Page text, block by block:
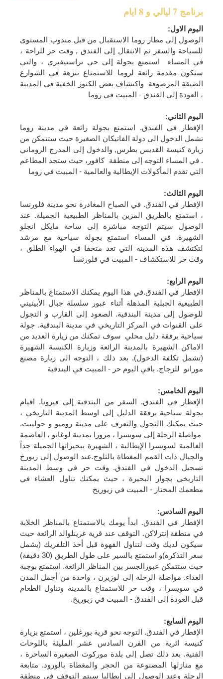
برنامج 7 ليالي و 8 ايام
اليوم الاول:
الوصول إلى مطار روما الاستقبال من قبل مندوب المستوى
للسياحة والسفر ثم الانتقال إلى الفندق , وقت حر للراحة ،
في المساء استمتع بجولة إلى حي تراستيفيري ، والتي
ستكون مقدمة رائعة لروما للاستمتاع بنزهة في الشوارع
الضيقة المرصوفة واكتشاف بعض الكنوز الخفية في المدينة
، العودة إلى الفندق - المبيت في روما
اليوم الثاني:
الإفطار في الفندق. استمتع بجولة رائعة في مدينة روما
تشمل الدخول الى دولة الفاتيكان الصغيرة حيث ستتمكن من
زيارة كنيسة القديس بطرس, والدخول إلى المدرج الروماني
. في المساء التوجه إلى منطقة كافور، حيث ستجد المطاعم
التي تقدم المأكولات الإيطالية والعالمية - المبيت في روما
اليوم الثالث:
الإفطار في الفندق. في الصباح المغادرة نحو مدينة فلورنسا
، استمتع بالطريق المزين بالمناظر الطبيعية الجميلة. عند
الوصول سيتم التوجه مباشرة إلى ساحة مايكل انجلو
الشهيرة. في المساء استمتع بجولة سياحية مع مرشد
لتكتشف هذه المدينة التي تعد متحفا في الهواء الطلق ،
وقت حر للاستكشاف - المبيت في فلورنسا
اليوم الرابع:
الإفطار في الفندق.في هذا اليوم يمكنك الاستمتاع بالمناظر
الطبيعية الجبلية المذهلة أثناء عبور سلسلة جبال الأبينيني
للوصول إلى مدينة البندقية. الصعود إلى القارب و التجول
على القنوات في المركز التاريخي في مدينة البندقية. جولة
سياحية برفقة دليل محلي سوف تمكنك من زيارة العديد من
الاماكن الشهيرة بالمدينة الرائعة وزيارة الكنيسة الشهيرة
(تشمل تكلفة الدخول). بعد ذلك ، التوجه الى زيارة مصنع
مورانو للزجاج. باقي اليوم حر - المبيت في البندقية
اليوم الخامس:
الإفطار في الفندق. السفر من البندقية إلى فيرونا. اقيام
بجولة سياحية برفقة الدليل إلى اوسط المدينة التاريخي ،
حيث يمكنك االتجول والتعرف على مدينة روميو و جولييت.
مواصلة الرحلة إلى سويسرا ، مرورا بمدينة لوغانو ، العاصمة
العالمية لسويسرا الإيطالية ، الشهيرة ببحيراتها الجميلة جداً
والجبال ذات القمم المغطاة بالثلوج.عند الوصول إلى زيورخ
تسجيل الدخول في الفندق. وقت حر في وسط المدينة
التاريخي بجوار البحيرة ، حيث يمكنك تناول العشاء في
مطعمك المختار - المبيت في زيوريخ
اليوم السادس:
الإفطار في الفندق. ابدأ يومك بالاستمتاع بالمناظر الخلابة
في منطقة إنترلاكن. التوقف عند قرية غرينلوالد الرائعة حيث
سيكون لديك وقت لتناول القهوة قبل أخذ التلفريك (يشمل
سعر التذكرة)و استمتع بالسير على طول الطريق (30 دقيقة)
حيث ستتمكن عبورالجسر بين المناظر الرائعة. استمتع بوجبة
الغداء. مواصلة الرحلة إلى لوزيرن ، واحدة من أجمل المدن
في سويسرا ، وقت حر للاستمتاع بالمدينة وتناول الطعام
قبل العودة إلى الفندق - المبيت في زيوريخ.
اليوم السابع:
الإفطار في الفندق. التوجه نحو قرية بورغلين ، استمتع بزيارة
كنيسة اثرية من القرن السادس عشر المليئة باللوحات
الفنية. بعد ذلك تصل إلى بلدة موركوت الصغيرة الساحرة ،
مع منازلها المصنوعة من الحجر والمغطاة بالورود. متابعة
الرحلة وعند الوصول إلى إيطاليا سيتم التوقف في منطقة